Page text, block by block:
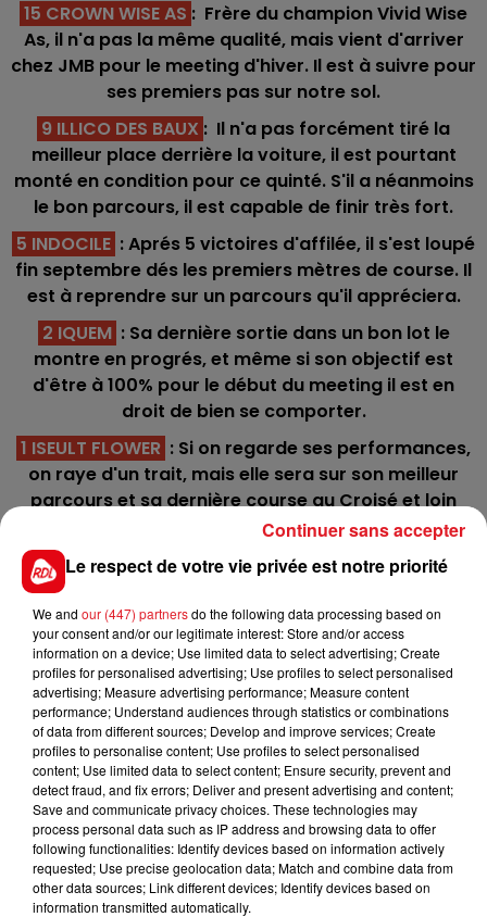
15 CROWN WISE AS : Frère du champion Vivid Wise
As, il n'a pas la même qualité, mais vient d'arriver
chez JMB pour le meeting d'hiver. Il est à suivre pour
ses premiers pas sur notre sol.
9 ILLICO DES BAUX : Il n'a pas forcément tiré la
meilleur place derrière la voiture, il est pourtant
monté en condition pour ce quinté. S'il a néanmoins
le bon parcours, il est capable de finir très fort.
5 INDOCILE : Aprés 5 victoires d'affilée, il s'est loupé
fin septembre dés les premiers mètres de course. Il
est à reprendre sur un parcours qu'il appréciera.
2 IQUEM : Sa dernière sortie dans un bon lot le
montre en progrés, et même si son objectif est
d'être à 100% pour le début du meeting il est en
droit de bien se comporter.
1 ISEULT FLOWER : Si on regarde ses performances,
on raye d'un trait, mais elle sera sur son meilleur
parcours et sa dernière course au Croisé et loin
d'être négative.
10 CONDOR BAR: Il a essayé l'an dernier de se
qualifier pour l'Amérique, en vain. Au papier il
posséde une chance, tout dépendra du
déroulement de course avec son numéro.
************
En direct des pistes :
FILS D'ACTUS
Le respect de votre vie privée est notre priorité
We and our (447) partnersdo the following data processing based on
your consent and/or our legitimate interest: Store and/or access
information on a device; Use limited data to select advertising; Create
profiles for personalised advertising; Use profiles to select personalised
advertising; Measure advertising performance; Measure content
performance; Understand audiences through statistics or combinations
of data from different sources; Develop and improve services; Create
profiles to personalise content; Use profiles to select personalised
content; Use limited data to select content; Ensure security, prevent and
detect fraud, and fix errors; Deliver and present advertising and content;
Save and communicate privacy choices. These technologies may
process personal data such as IP address and browsing data to offer
following functionalities: Identify devices based on information actively
requested; Use precise geolocation data; Match and combine data from
other data sources; Link different devices; Identify devices based on
information transmitted automatically.
Continuer sans accepter